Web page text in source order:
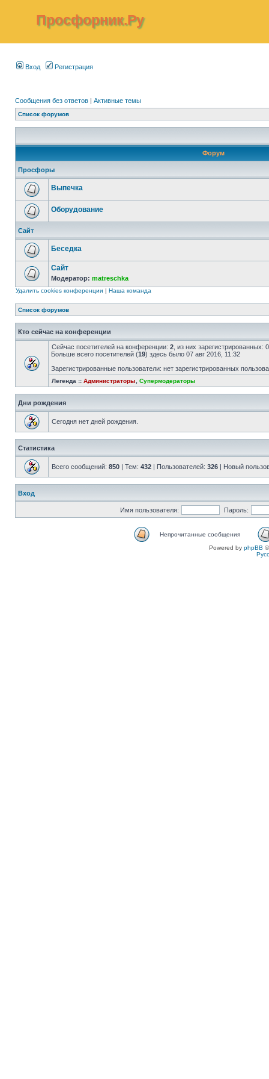
Просфорник.Ру
Вход Регистрация
Сообщения без ответов | Активные темы
Список форумов
Форум
Просфоры
Выпечка
Оборудование
Сайт
Беседка
Сайт
Модератор: matreschka
Удалить cookies конференции | Наша команда
Список форумов
Кто сейчас на конференции
Сейчас посетителей на конференции: 2 , из них
Больше всего посетителей (19) здесь было 07 авг 2016, 11:32
Зарегистрированные пользователи: нет зарегистрированных
Легенда :: Администраторы Супермодераторы
Дни рождения
Сегодня нет дней рождения.
Статистика
Всего сообщений: 850 | Тем: 432 | Пользователей: 326 | Новый
Вход
Имя пользователя: Пароль:
Непрочитанные сообщения
Powered by phpBB